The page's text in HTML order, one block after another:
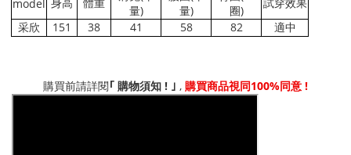
model 身高 體重
量)
量)
圈) 試穿效果
采欣 151 38 41 58 82 適中
購買前請詳閱 ｢ 購物須知 ! ｣ , 購買商品視同 100% 同意 !